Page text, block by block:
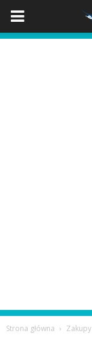
Strona główna Zakupy